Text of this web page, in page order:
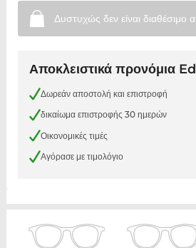
Δυστυχώς δεν είναι διαθέσιμο
Αποκλειστικά προνόμια
Δωρεάν αποστολή και επιστροφή
δικαίωμα επιστροφής 30 ημερών
Οικονομικές τιμές
Αγόρασε με τιμολόγιο